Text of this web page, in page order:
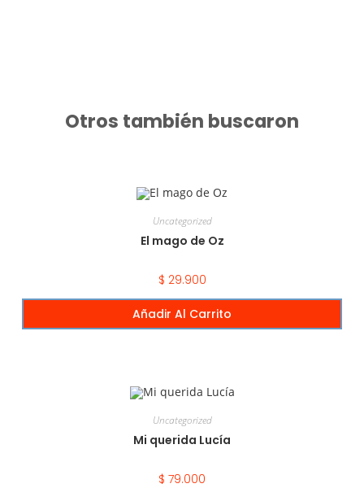
Otros también buscaron
Uncategorized
El mago de Oz
$ 29.900
Añadir Al Carrito
Uncategorized
Mi querida Lucía
$ 79.000